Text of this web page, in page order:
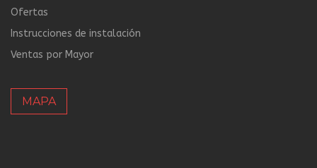
Ofertas
Instrucciones de instalación
Ventas por Mayor
MAPA